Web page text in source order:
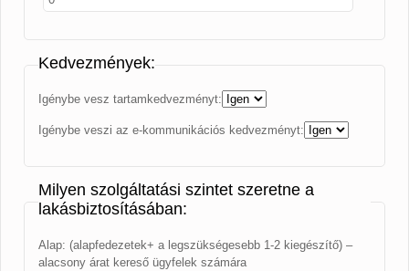
Kedvezmények:
Igénybe vesz tartamkedvezményt:
Igénybe veszi az e-kommunikációs kedvezményt:
Milyen szolgáltatási szintet szeretne a
lakásbiztosításában:
Alap: (alapfedezetek+ a legszükségesebb 1-2 kiegészítő) –
alacsony árat kereső ügyfelek számára